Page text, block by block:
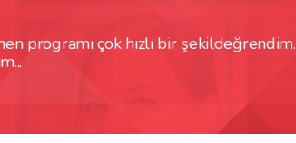
programı çok hızlı bir şekildeğrendim.